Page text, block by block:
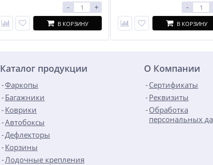
- +
В КОРЗИНУ
-
В КОРЗИНУ
Каталог продукции
Фаркопы
Багажники
Коврики
Автобоксы
Дефлекторы
Корзины
Лодочные крепления
О Компании
Сертификаты
Реквизиты
Обработка
персональных